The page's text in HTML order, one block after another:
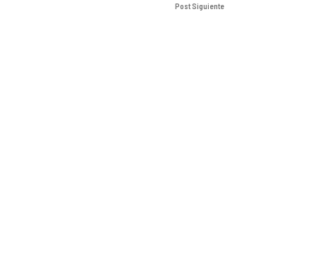
Post Siguiente